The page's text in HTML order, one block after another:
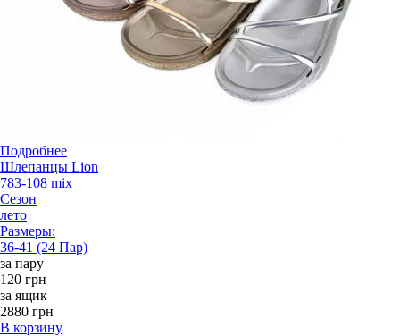
Подробнее
Шлепанцы Lion
783-108 mix
Сезон
лето
Размеры:
36-41 (24 Пар)
за пару
120 грн
за ящик
2880 грн
В корзину